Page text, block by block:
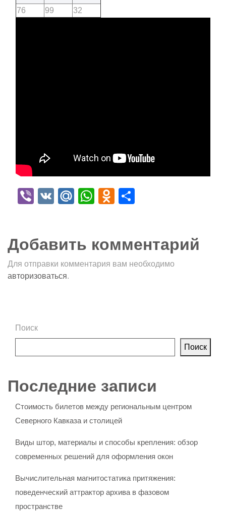
76
99 32
Viber
VK Mail.Ru
WhatsApp
Odnoklassniki
Добавить комментарий
Для отправки комментария вам необходимо
авторизоваться.
Поиск
Поиск
Последние записи
Стоимость билетов между региональным центром
Северного Кавказа и столицей
Виды штор, материалы и способы крепления: обзор
современных решений для оформления окон
Вычислительная магнитостатика притяжения:
поведенческий аттрактор архива в фазовом
пространстве